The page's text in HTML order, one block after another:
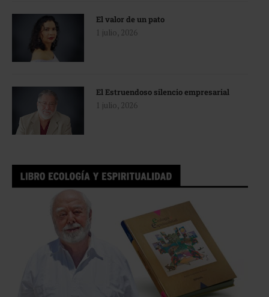
El valor de un pato
1 julio, 2026
El Estruendoso silencio empresarial
1 julio, 2026